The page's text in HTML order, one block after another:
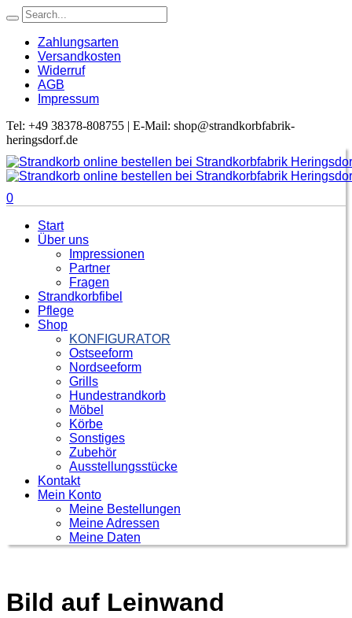
Zahlungsarten
Versandkosten
Widerruf
AGB
Impressum
Tel: +49 38378-808755 | E-Mail: shop@strandkorbfabrik-
heringsdorf.de
0
Start
Über uns
Impressionen
Partner
Fragen
Strandkorbfibel
Pflege
Shop
KONFIGURATOR
Ostseeform
Nordseeform
Grills
Hundestrandkorb
Möbel
Körbe
Sonstiges
Zubehör
Ausstellungsstücke
Kontakt
Mein Konto
Meine Bestellungen
Meine Adressen
Meine Daten
Bild auf Leinwand